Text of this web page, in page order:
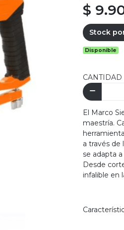
$
Stock
Disponible
CANTIDAD
El Marco
maestría.
a través de
se adapta
Desde
infalible en